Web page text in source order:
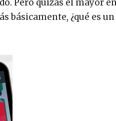
Pero quizás el mayor
básicamente, ¿qué es